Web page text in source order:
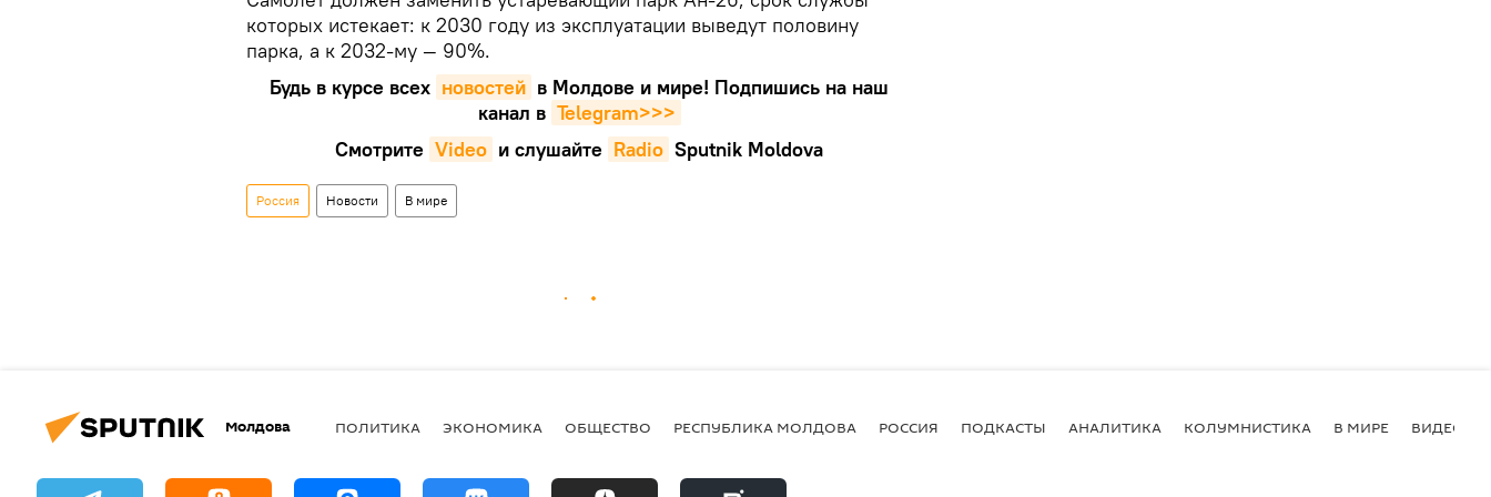
которых истекает: к 2030 году из эксплуатации выведут половину
парка, а к 2032-му — 90%.
Будь в курсе всех новостей в Молдове и мире! Подпишись на наш
канал в Telegram>>>
Смотрите Video и слушайте Radio Sputnik Moldova
Россия Новости В мире
Молдова ПОЛИТИКА ЭКОНОМИКА ОБЩЕСТВО РЕСПУБЛИКА МОЛДОВА РОССИЯ ПОДКАСТЫ АНАЛИТИКА КОЛУМНИСТИКА В МИРЕ ВИДЕО